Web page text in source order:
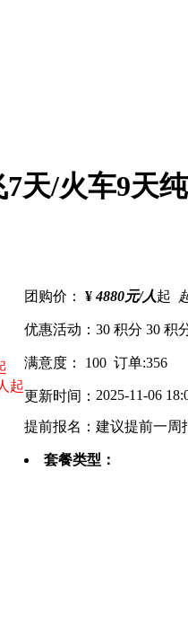
天/火车9天
起
团购价： ¥4880元/人起
优惠活动： 30 积分 30 积
满意度： 100 订单:356
更新时间： 2025-11-06
提前报名：建议提前一周
套餐类型：